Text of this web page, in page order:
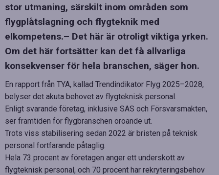
stor utmaning, särskilt inom områden som
flygplåtslagning och flygteknik med
elkompetens.– Det här är otroligt viktiga yrken.
Om det här fortsätter kan det få allvarliga
konsekvenser för hela branschen, säger hon.
En rapport från TYA, kallad Trendindikator Flyg 2025–2028,
belyser det akuta behovet av flygteknisk personal.
Enligt svarande företag, inklusive SAS och Försvarsmakten,
ser framtiden för flygbranschen oroande ut.
Trots viss stabilisering sedan 2022 är bristen på teknisk
personal fortfarande påtaglig.
Hela 73 procent av företagen anger ett underskott av
flygteknisk personal, och 70 procent har rekryteringsbehov